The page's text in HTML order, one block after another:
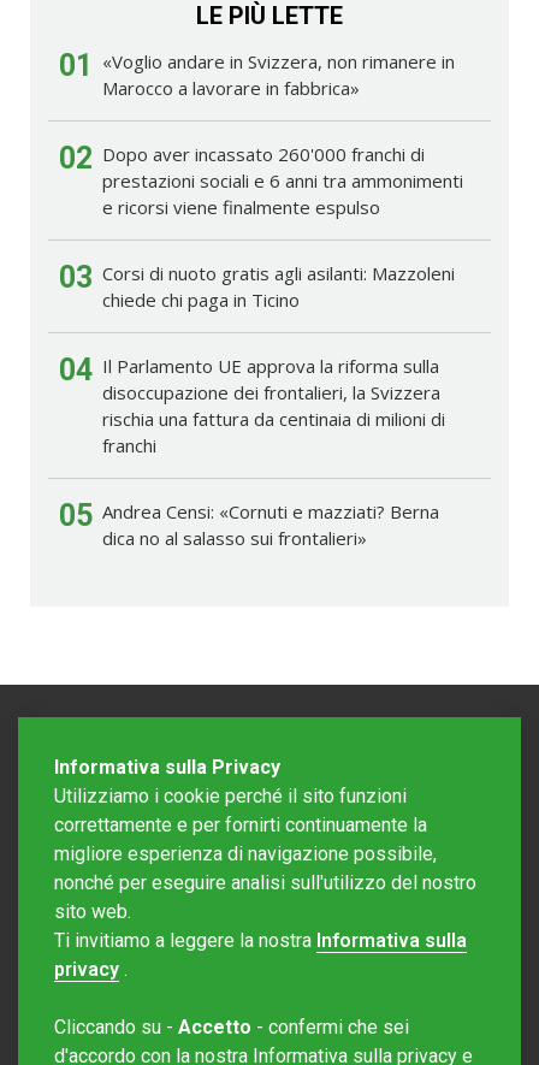
LE PIÙ LETTE
01
«Voglio andare in Svizzera, non rimanere in
Marocco a lavorare in fabbrica»
02 Dopo aver incassato 260'000 franchi di
prestazioni sociali e 6 anni tra ammonimenti
e ricorsi viene finalmente espulso
03 Corsi di nuoto gratis agli asilanti: Mazzoleni
chiede chi paga in Ticino
04 Il Parlamento UE approva la riforma sulla
disoccupazione dei frontalieri, la Svizzera
rischia una fattura da centinaia di milioni di
franchi
05 Andrea Censi: «Cornuti e mazziati? Berna
dica no al salasso sui frontalieri»
Editore Rotostampa SA
Sito creato daRedesign
Informativa sulla Privacy
Utilizziamo i cookie perché il sito funzioni
correttamente e per fornirti continuamente la
migliore esperienza di navigazione possibile,
nonché per eseguire analisi sull'utilizzo del nostro
sito web.
Ti invitiamo a leggere la nostra Informativa sulla
privacy .
Cliccando su - Accetto - confermi che sei
d'accordo con la nostra Informativa sulla privacy e